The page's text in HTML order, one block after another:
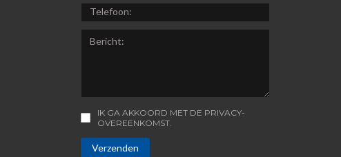
EN
TELEFOON:
BERICHT:
CONSENT
IK GA AKKOORD MET DE PRIVACY-
OVEREENKOMST.